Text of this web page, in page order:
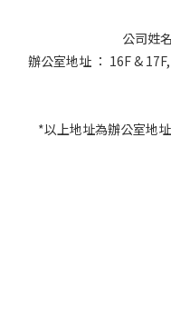
公司姓
辦公室地址 ： 16F &
*以上地址為辦公室地